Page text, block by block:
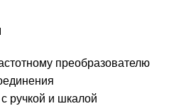
преобразователю
ручкой и шкалой